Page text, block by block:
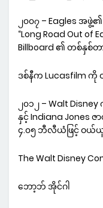
၂၀၀၇ – Eagles
“Long Road Out
Billboard ၏ တစ်နှ
ဒစ်နီက Lucasfilm ကို
၂၀၁၂ – Walt
နှင့် Indiana Jones
၄.၀၅ ဘီလီယံဖြင့် ဝ
The Walt Disney
ဘော့ဘ် အိုင်ဂါ